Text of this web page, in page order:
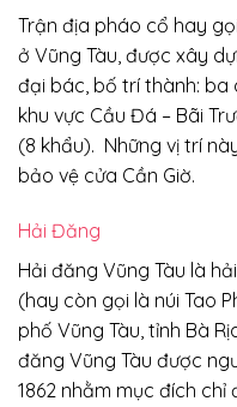
Trận địa pháo cổ hay
ở Vũng Tàu, được xây
đại bác, bố trí thành: ba
khu vực Cầu Đá – Bãi
(8 khẩu). Những vị trí
bảo vệ cửa Cần Giờ.
Hải Đăng
Hải đăng Vũng Tàu là
(hay còn gọi là núi Tao
phố Vũng Tàu, tỉnh Bà
đăng Vũng Tàu được
1862 nhằm mục đích